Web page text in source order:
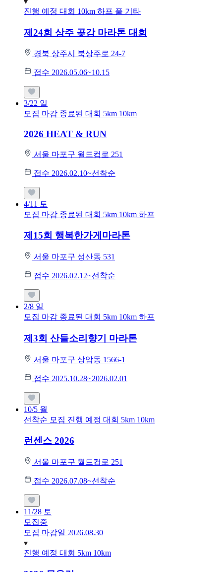
진행 예정 대회 10km 하프 풀 기타
제24회 상주 곶감 마라톤 대회
경북 상주시 북상주로 24-7
접수 2026.05.06~10.15
3/22 일
모집 마감 종료된 대회 5km 10km
2026 HEAT & RUN
서울 마포구 월드컵로 251
접수 2026.02.10~선착순
4/11 토
모집 마감 종료된 대회 5km 10km 하프
제15회 행복한가게마라톤
서울 마포구 성산동 531
접수 2026.02.12~선착순
2/8 일
모집 마감 종료된 대회 5km 10km 하프
제3회 산들소리향기 마라톤
서울 마포구 상암동 1566-1
접수 2025.10.28~2026.02.01
10/5 월
선착순 모집 진행 예정 대회 5km 10km
런센스 2026
서울 마포구 월드컵로 251
접수 2026.07.08~선착순
11/28 토
모집중
모집 마감일 2026.08.30
진행 예정 대회 5km 10km